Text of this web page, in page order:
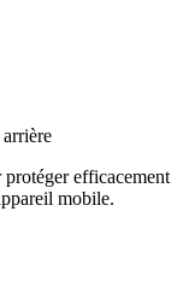
protéger efficacement
mobile.